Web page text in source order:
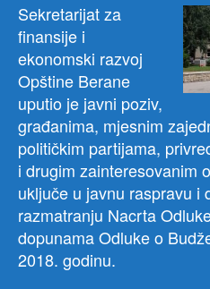
Sekretarijat za
finansije i
ekonomski razvoj
Opštine Berane
uputio je javni poziv,
građanima, mjesnim
političkim partijama,
i drugim zainteresovanim
uključe u javnu raspravu i
razmatranju Nacrta
dopunama Odluke o
2018. godinu.